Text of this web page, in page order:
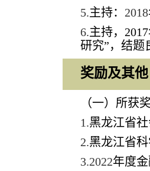
5.主持： 2018
6.主持， 2017
研究”，结题
奖励及其他
（一）所获
1.黑龙江省
2.黑龙江省
3.2022年度